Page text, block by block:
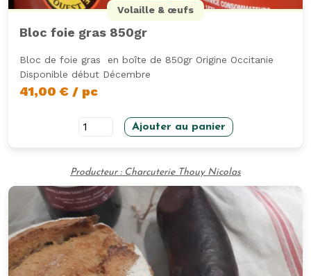
Volaille & œufs
Bloc foie gras 850gr
Bloc de foie gras en boîte de 850gr Origine Occitanie
Disponible début Décembre
41,00€ / pc
quantité
de
foie
gras
850gr
Ajouter au panier
Producteur : Charcuterie Thouy Nicolas